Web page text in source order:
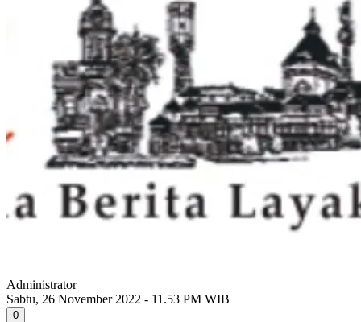
Administrator
Sabtu, 26 November 2022 - 11.53 PM WIB
0